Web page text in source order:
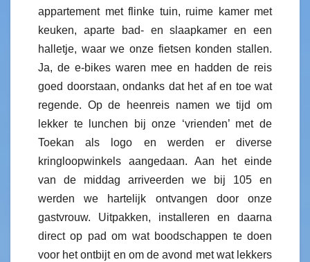
appartement met flinke tuin, ruime kamer met
keuken, aparte bad- en slaapkamer en een
halletje, waar we onze fietsen konden stallen.
Ja, de e-bikes waren mee en hadden de reis
goed doorstaan, ondanks dat het af en toe wat
regende. Op de heenreis namen we tijd om
lekker te lunchen bij onze ‘vrienden’ met de
Toekan als logo en werden er diverse
kringloopwinkels aangedaan. Aan het einde
van de middag arriveerden we bij 105 en
werden we hartelijk ontvangen door onze
gastvrouw. Uitpakken, installeren en daarna
direct op pad om wat boodschappen te doen
voor het ontbijt en om de avond met wat lekkers